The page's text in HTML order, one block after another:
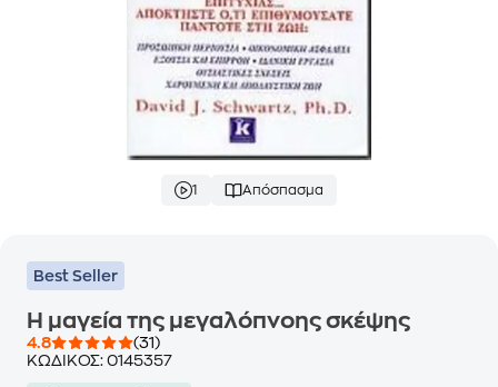
1 Απόσπασμα
Best Seller
Η μαγεία της μεγαλόπνοης σκέψης
4.8
(31)
ΚΩΔΙΚΟΣ: 0145357